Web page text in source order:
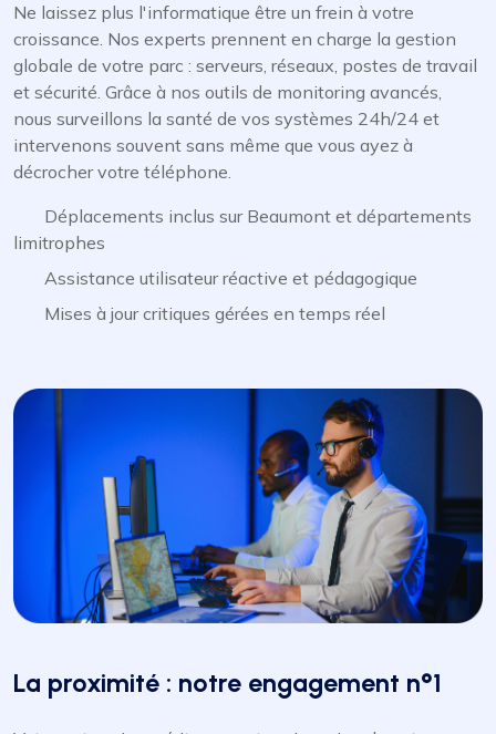
Ne laissez plus l'informatique être un frein à votre
croissance. Nos experts prennent en charge la gestion
globale de votre parc : serveurs, réseaux, postes de travail
et sécurité. Grâce à nos outils de monitoring avancés,
nous surveillons la santé de vos systèmes 24h/24 et
intervenons souvent sans même que vous ayez à
décrocher votre téléphone.
Déplacements inclus sur Beaumont et départements
limitrophes
Assistance utilisateur réactive et pédagogique
Mises à jour critiques gérées en temps réel
La proximité : notre engagement n°1